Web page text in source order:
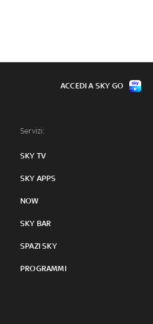
Servizi:
SKY TV
SKY APPS
NOW
SKY BAR
SPAZI SKY
PROGRAMMI
ACCEDI A SKY GO